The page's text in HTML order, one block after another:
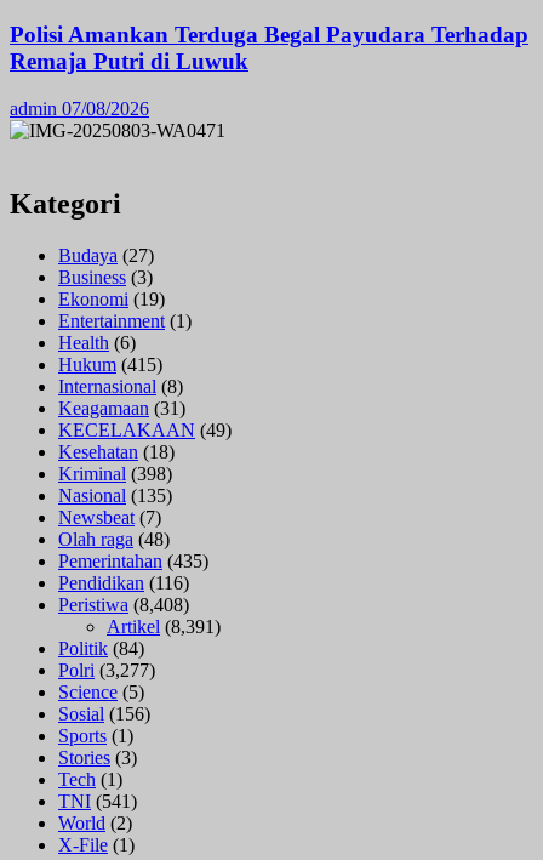
Polisi Amankan Terduga Begal Payudara Terhadap
Remaja Putri di Luwuk
admin 07/08/2026
Kategori
Budaya (27)
Business (3)
Ekonomi (19)
Entertainment (1)
Health (6)
Hukum (415)
Internasional (8)
Keagamaan (31)
KECELAKAAN (49)
Kesehatan (18)
Kriminal (398)
Nasional (135)
Newsbeat (7)
Olah raga (48)
Pemerintahan (435)
Pendidikan (116)
Peristiwa (8,408)
Artikel (8,391)
Politik (84)
Polri (3,277)
Science (5)
Sosial (156)
Sports (1)
Stories (3)
Tech (1)
TNI (541)
World (2)
X-File (1)